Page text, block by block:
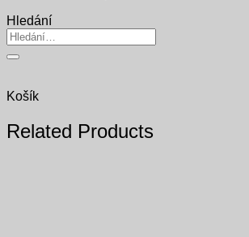
Hledání
Hledat:
Košík
Related Products